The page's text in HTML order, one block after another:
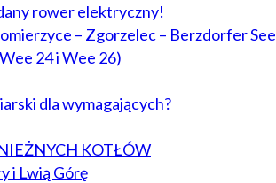
rower elektryczny!
– Zgorzelec – Berzdorfer See
24 i Wee 26)
dla wymagających?
KOTŁÓW
i Lwią Górę